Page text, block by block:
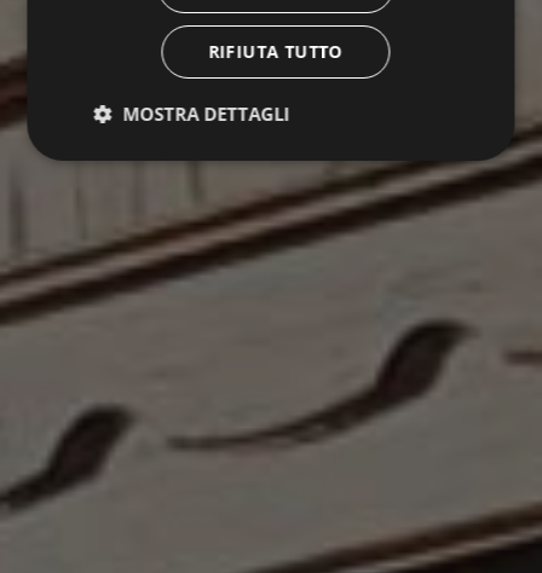
RIFIUTA TUTTO
MOSTRA DETTAGLI
Strettamente necessari
Performance
Targeting
Funzionalità Non classificati
I cookie strettamente necessari consentono le
dell'utente e la gestione dell'account. Il sito web non
può essere utilizzato correttamente senza i cookie
Nome
Fornitore / Dominio
VISITOR_PRIVACY_METADATA
YouTube